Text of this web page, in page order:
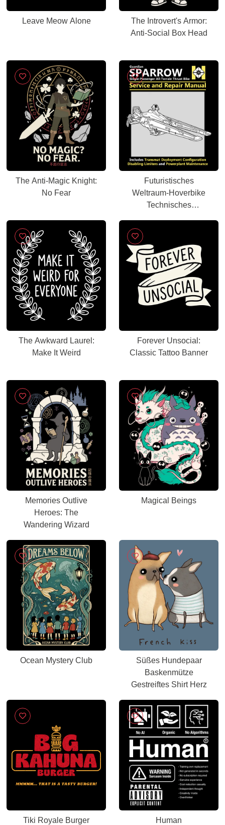
Leave Meow Alone
The Introvert's Armor:
Anti-Social Box Head
The Anti-Magic Knight:
No Fear
Futuristisches
Weltraum-Hoverbike
Technisches
The Awkward Laurel:
Make It Weird
Forever Unsocial:
Classic Tattoo Banner
Memories Outlive
Heroes: The
Wandering Wizard
Magical Beings
Ocean Mystery Club
Süßes Hundepaar
Baskenmütze
Gestreiftes Shirt Herz
Tiki Royale Burger Human